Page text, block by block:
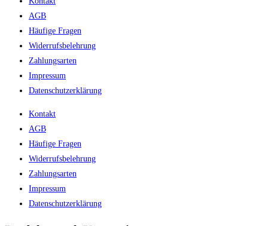
AGB
Häufige Fragen
Widerrufsbelehrung
Zahlungsarten
Impressum
Datenschutzerklärung
Kontakt
AGB
Häufige Fragen
Widerrufsbelehrung
Zahlungsarten
Impressum
Datenschutzerklärung